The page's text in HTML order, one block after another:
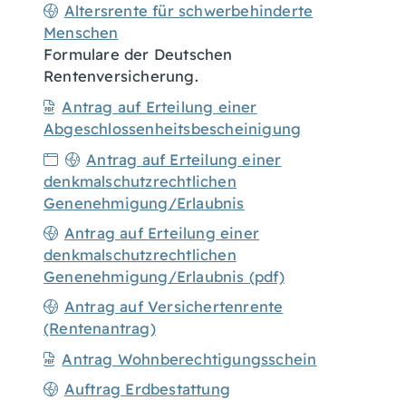
Altersrente für schwerbehinderte
Menschen
Formulare der Deutschen
Rentenversicherung.
Antrag auf Erteilung einer
Abgeschlossenheitsbescheinigung
Antrag auf Erteilung einer
denkmalschutzrechtlichen
Genenehmigung/Erlaubnis
Antrag auf Erteilung einer
denkmalschutzrechtlichen
Genenehmigung/Erlaubnis (pdf)
Antrag auf Versichertenrente
(Rentenantrag)
Antrag Wohnberechtigungsschein
Auftrag Erdbestattung